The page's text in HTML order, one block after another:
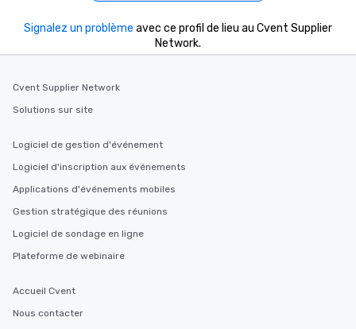
Signalez un problème avec ce profil de lieu au Cvent Supplier
Network.
Cvent Supplier Network
Solutions sur site
Logiciel de gestion d'événement
Logiciel d'inscription aux événements
Applications d'événements mobiles
Gestion stratégique des réunions
Logiciel de sondage en ligne
Plateforme de webinaire
Accueil Cvent
Nous contacter